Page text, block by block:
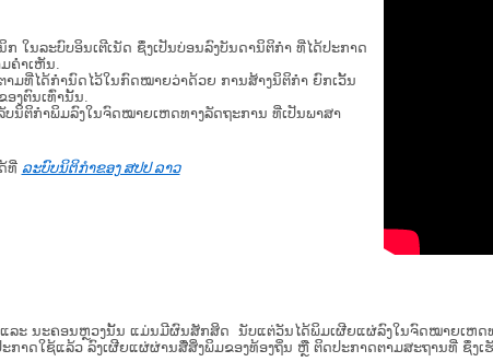
ໃນ​ລະ​ບົບ​ອິນ​ເຕີ​ເນັດ ຊຶ່ງ​ເປັນ​ບ່ອນ​ລົງ​ບັນ​ດາ​ນິ​ຕິ​ກຳ ທີ່ໄດ້ປະກາດ
ຄໍາເຫັນ.
ມ​ທີ່​ໄດ້​ກຳ​ນົດ​ໄວ້​ໃນ​ກົດ​ໝາຍ​ວ່າ​ດ້ວຍ​ ການ​ສ້າງ​ນິ​ຕິ​ກຳ ຍົກ​ເວັ້ນ​
ງ​ຕົນ​ເທົ່າ​ນັ້ນ.
ນິຕິກຳພິມລົງໃນຈົດໝາຍເຫດທາງລັດຖະການ ທີ່ເປັນພາສາ
ທີ່ ລະບົບນິຕິກຳຂອງ ສປປ ລາວ
ະ ນະຄອນຫຼວງນັ້ນ ແມ່ນມີຜົນສັກສິດ ນັບ​ແຕ່​ວັນໄດ້ພິມເຜີຍແຜ່ລົງໃນຈົດໝາຍເຫດທ
າດໃຊ້ແລ້ວ ລົງ​ເຜີຍແຜ່​ຜ່ານ​ສື່ສິ່ງພິມຂອງທ້ອງຖິ່ນ ຫຼື ຕິດປະກາດຕາມສະຖານທີ່ ຊຶ່ງເ